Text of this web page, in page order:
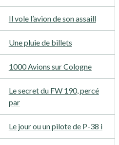
Il vole l’avion de son assaill
Une pluie de billets
1000 Avions sur Cologne
Le secret du FW 190, percé
par
Le jour ou un pilote de P-38 i